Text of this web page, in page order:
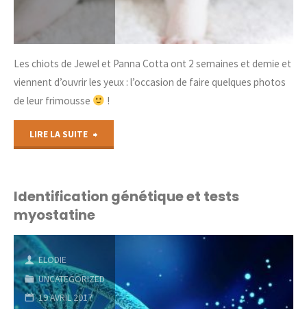
Les chiots de Jewel et Panna Cotta ont 2 semaines et demie et
viennent d’ouvrir les yeux : l’occasion de faire quelques photos
de leur frimousse
!
LIRE LA SUITE
des
Identification génétique et tests
myostatine
ELODIE
UNCATEGORIZED
19 AVRIL 2017